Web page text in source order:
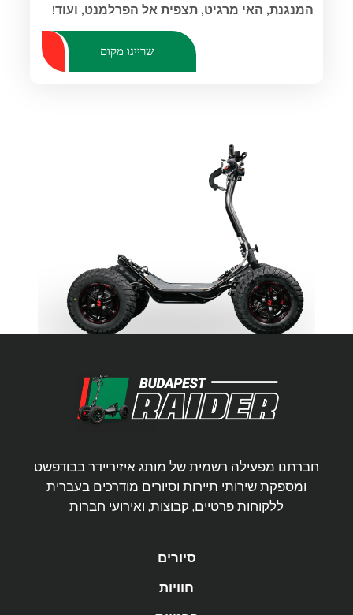
המנגנת, האי מרגיט, תצפית אל הפרלמנט, ועוד!
שריינו מקום
חברתנו מפעילה רשמית של מותג איזיריידר בבודפשט
ומספקת שירותי תיירות וסיורים מודרכים בעברית
ללקוחות פרטיים, קבוצות, ואירועי חברות
סיורים
חוויות